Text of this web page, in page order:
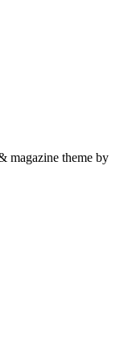
magazine theme by